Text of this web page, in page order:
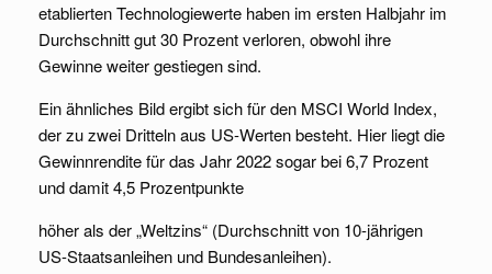
etablierten Technologiewerte haben im ersten Halbjahr im
Durchschnitt gut 30 Prozent verloren, obwohl ihre
Gewinne weiter gestiegen sind.
Ein ähnliches Bild ergibt sich für den MSCI World Index,
der zu zwei Dritteln aus US-Werten besteht. Hier liegt die
Gewinnrendite für das Jahr 2022 sogar bei 6,7 Prozent
und damit 4,5 Prozentpunkte
höher als der „Weltzins“ (Durchschnitt von 10-jährigen
US-Staatsanleihen und Bundesanleihen).